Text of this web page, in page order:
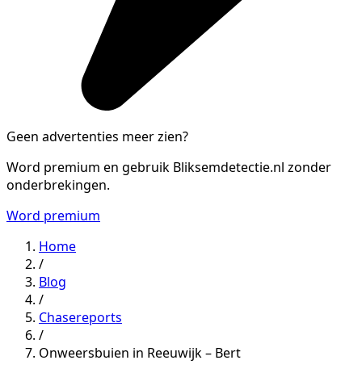
Geen advertenties meer zien?
Word premium en gebruik Bliksemdetectie.nl zonder
onderbrekingen.
Word premium
Home
/
Blog
/
Chasereports
/
Onweersbuien in Reeuwijk – Bert